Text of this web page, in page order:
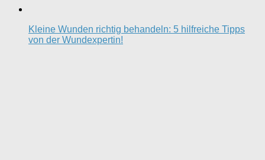
Kleine Wunden richtig behandeln: 5 hilfreiche Tipps
von der Wundexpertin!